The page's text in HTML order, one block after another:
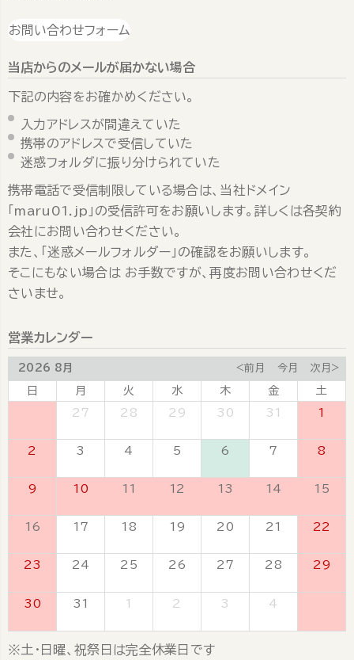
お問い合わせフォーム
当店からのメールが届かない場合
下記の内容をお確かめください。
入力アドレスが間違えていた
携帯のアドレスで受信していた
迷惑フォルダに振り分けられていた
携帯電話で受信制限している場合は、当社ドメイン
「maru01.jp」の受信許可をお願いします。詳しくは各契約
会社にお問い合わせください。
また、「迷惑メールフォルダー」の確認をお願いします。
そこにもない場合は お手数ですが、再度お問い合わせくだ
さいませ。
営業カレンダー
2026 8月 <前月 今月 次月>
日 月 火 水 木 金
土
27 28 29 30 31 1
2 3 4 5 6 7 8
9 10 11 12 13 14 15
16 17 18 19 20 21 22
23 24 25 26 27 28 29
30 31 1 2 3 4
※土・日曜、祝祭日は完全休業日です